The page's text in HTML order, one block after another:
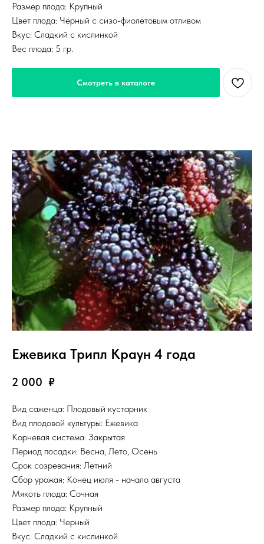
Размер плода: Крупный
Цвет плода: Чёрный с сизо-фиолетовым отливом
Вкус: Сладкий с кислинкой
Вес плода: 5 гр.
Смотреть в каталоге
Ежевика Трипл Краун 4 года
2 000 ₽
Вид саженца: Плодовый кустарник
Вид плодовой культуры: Ежевика
Корневая система: Закрытая
Период посадки: Весна, Лето, Осень
Срок созревания: Летний
Сбор урожая: Конец июля - начало августа
Мякоть плода: Сочная
Размер плода: Крупный
Цвет плода: Черный
Вкус: Сладкий с кислинкой